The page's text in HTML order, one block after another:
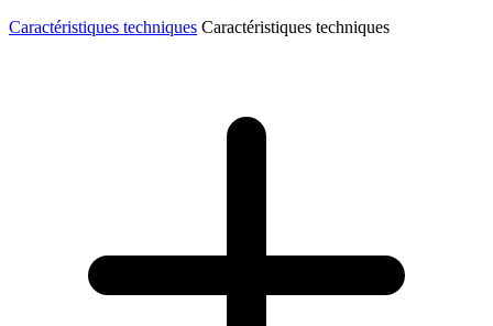
Caractéristiques techniques Caractéristiques techniques